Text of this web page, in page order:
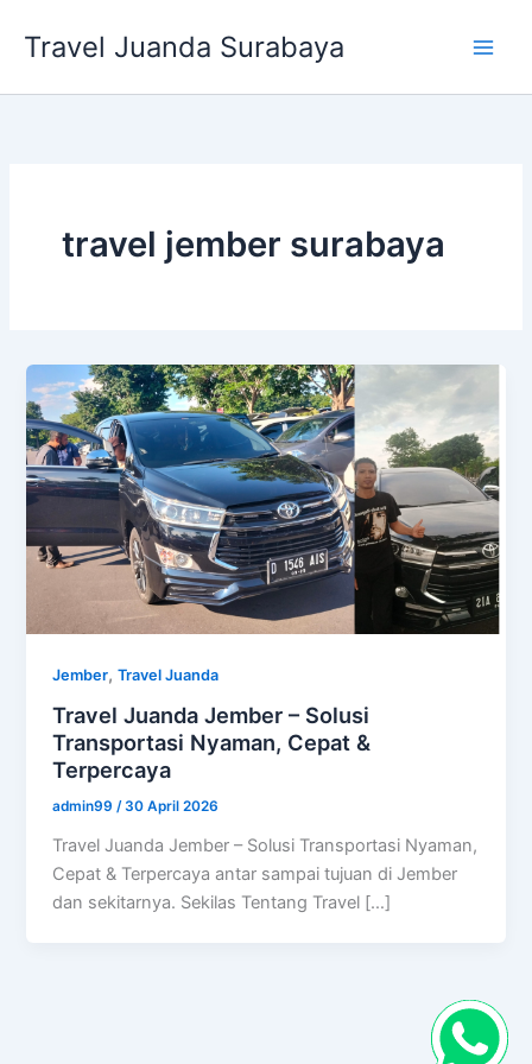
Travel Juanda Surabaya
travel jember surabaya
Jember,Travel Juanda
Travel Juanda Jember – Solusi
Transportasi Nyaman, Cepat &
Terpercaya
admin99/30 April 2026
Travel Juanda Jember – Solusi Transportasi Nyaman,
Cepat & Terpercaya antar sampai tujuan di Jember
dan sekitarnya. Sekilas Tentang Travel […]